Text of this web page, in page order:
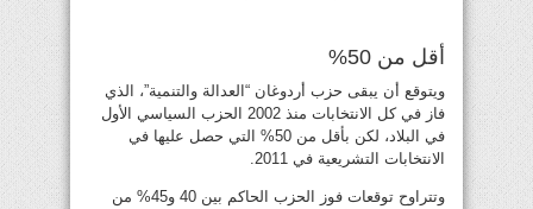
أقل من 50%
ويتوقع أن يبقى حزب أردوغان “العدالة والتنمية”، الذي
فاز في كل الانتخابات منذ 2002 الحزب السياسي الأول
في البلاد، لكن بأقل من 50% التي حصل عليها في
الانتخابات التشريعية في 2011.
وتتراوح توقعات فوز الحزب الحاكم بين 40 و45% من